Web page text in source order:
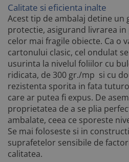
Calitate si eficienta inalte
Acest tip de ambalaj detine un
protectie, asigurand livrarea
celor mai fragile obiecte. Ca o
cartonului clasic, cel ondulat
usurinta la nivelul foliilor cu
ridicata, de 300 gr./mp si cu
rezistenta sporita in fata
care ar putea fi expus. De
proprietatea de a se plia
ambalate, ceea ce sporeste
Se mai foloseste si in
suprafetelor sensibile de
calitatea.